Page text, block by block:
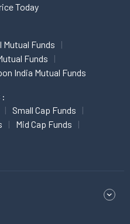
Today
Mutual Funds
Funds
India Mutual Funds
:
Small Cap Funds
Mid Cap Funds